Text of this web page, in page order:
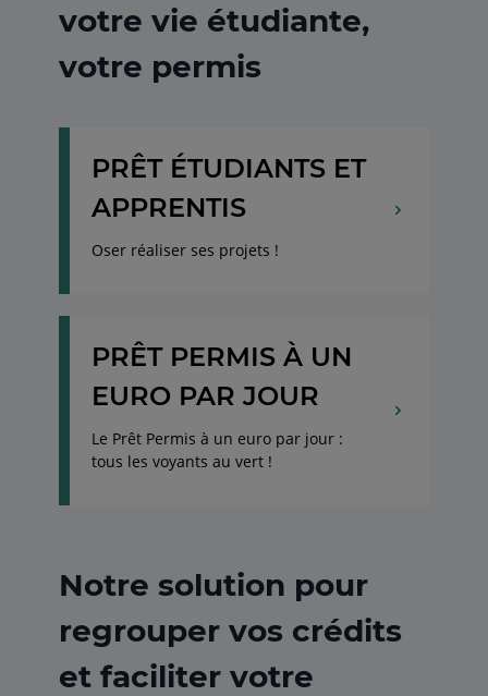
votre vie étudiante,
votre permis
PRÊT ÉTUDIANTS ET
APPRENTIS
Oser réaliser ses projets !
PRÊT PERMIS À UN
EURO PAR JOUR
Le Prêt Permis à un euro par jour :
tous les voyants au vert !
Notre solution pour
regrouper vos crédits
et faciliter votre